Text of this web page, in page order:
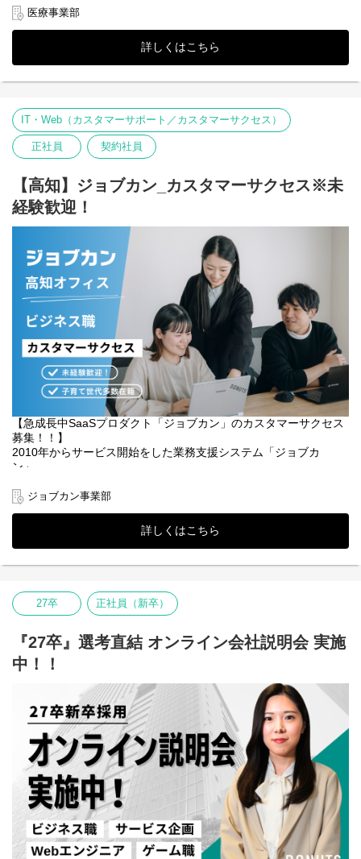
でいた。
After：
スマホひとつで完結する「決裁の高速化」
ジョブカンワークフロー・経費精算の導入により、全社の承認ル
ートをデジタル化。移動中やテレワーク先からでもスマホで即時
に承認が可能となり、意思決定のスピードが数倍に加速。物理的
た。
【従業員数百名〜数千名 / グループ連結：大手エンタメ・リテール
グループ企業】
ンタメ事業を展開する、日本有数の流通グループ子会社。
Before：採用情報の「属人化」による機会損失
年間数百名規模の採用を行う中で、候補者情報が各担当者のメー
ルやエクセルに点在。面接進捗や評価がリアルタイムで共有され
ず、選考スピードの遅延や候補者への連絡漏れなど、採用競争力
の低下を招いていた。
After：全社横断の「採用プラットフォーム」構築
ジョブカン採用管理の導入により、全候補者の情報を一元化。人
事と各事業部の現場担当者が同一の情報を元にスピード感を持っ
て選考を進められる体制を構築。データに基づく分析が可能にな
り、採用コストの最適化と質の向上を同時に達成した。
■ 業務内容：
プロダクトを「インフラ」へと昇華させる戦略的アプローチを
・1万名規模の組織図を読み解き、複雑な決裁ルートとキーマン
（担当及びC-level）を特定。外部コンサルタントとも対等に渡り
合い、全社導入に向けた合意形成を導きます。
・「今の運用をシステムに乗せる」のではなく、ジョブカンによ
って「本来あるべき理想の姿」はどう描けるか。既存の非効率を
排除するグランドデザインを構築します。
・プロダクトがもたらす投資対効果を数値化し、顧客にとっての
価値を最大化させる高度な交渉力を発揮してください。
・現在は専門組織の立ち上げフェーズです。商談現場での気づき
をプロダクト開発へフィードバックし、エンタープライズ領域の
スタンダードを自ら創り上げる役割も期待しています。
制御する「個の戦闘力」を確立。外資トッププレイヤーに比肩す
る国内最高峰の商談遂行力が身につきます。
【30代：事業成長を牽引するシニア・クライアントパートナー
へ】
顧客のBPR（業務プロセス再設計）を主導し、社内の開発・企画
を巻き込んでエンプラ攻略の勝機を創り出す事業開発能力を習
得。事業責任者やCCOへの道が拓かれます。
【40代：日本企業の未来を共創するエグゼクティブ・アドバイザ
ーへ】
一企業の導入支援を超え、産業界全体の生産性を向上させる変革
の旗振り役へ。経営層の意思決定に影響を与える視座を持ち、社
会的なインパクトを創出する経営陣としての地位を確立できま
す。
【担当プロダクト】
ジョブカン9シリーズのうちの1サービスの責任者
◎プロダクトを広めることで、世の中の働き方改革を促進できま
応できるプロダクトを育てていけます。
◎営業/CSチームを全て内製化しているため、ユーザーの声をダイ
レクトにプロダクトに反映できます。
◎型にとらわれない提案で顧客課題の解決にも貢献できます。
展開が可能な企業です。
『CLIUS』はサービス提供から5周年を迎え、市場ニーズに伴い機
能拡充させながら成長してまいりました。
今後はさらなるシェア拡大と事業成長を担う重要なポジションと
して、インストラクターの増員を計画しております。
体調が優れず病院を訪れる際、スムーズかつ正確な診断を受けた
フラは改善の余地をたくさん残しています。
インストラクターとして医療現場のDX化に直接携われますので、
自分や家族が患者の立場だったらこうあってほしいと感じること
■業務内容：
インストラクターの役割としては、新規契約締結となった医療機
関様への導入サポートや、営業担当と協力しながらCLIUSを利用
中の医療機関様の課題解決のための機能提案等を行っていただき
ます。
・電話やメールを用いた医療機関からの問い合わせ対応
・遠隔ツールを用いたオンライン上での操作説明
・訪問での操作説明、稼動初日立会い
・操作マニュアル、よくあるご質問資料の作成
■業務イメージ
・サポート医療機関
主に内科クリニック（無床病院）が中心
・一人当たりの平均操作説明件数
・デイリーの業務フロー
午前／電話での問い合わせ対応
午後／リモートでの操作説明
・導入から稼働までのフロー
操作説明
マニュアル等の配布
お電話またはメールにて疑問点等のお問い合わせ対応
■ポジションの魅力：
・発展途上の医療業界にて、DX・ITの実務経験を積むことができ
ます。
・顧客課題に寄り添い、システムからクリニックを支援できま
・医療と社会課題の解決に貢献できている実感を得られます。
・代理店とは違い、自社サービスのため、顧客の声を収集し、
もっとこうあったらいいと感じることをプロダクトに反映でき
ます。
▼▼▼もしこんな思いを馳せたことがあれば、あなたは向いてる
かもしれません！▼▼▼
『普段カルテを使っていてもっとこんな使い方ができないかと気
になって仕方なくなり自分でインストラクターに連絡して聞いて
しまう・・・』
医療事業部
詳しくはこちら
IT・Web（カスタマーサポート／カスタマーサクセス）
正社員 契約社員
【高知】ジョブカン_カスタマーサクセス※未
経験歓迎！
【急成長中SaaSプロダクト「ジョブカン」のカスタマーサクセス
募集！！】
2010年からサービス開始をした業務支援システム「ジョブカ
ン」。
導入社数は300,000社を超え、急成長を遂げています。
そして今後のさらなる成長を目指し、この度高知支社を2021年3月
東京で培ってきたノウハウがあるので未経験でも安心です！
「働き方改革・クラウド化」が急速に進んでいる現在、ジョブカ
ンも急成長しております。
ていきたく積極募集中です。
■カスタマーサクセスの業務について
いただきます。
プロダクト品質向上のためにユーザーの声を踏まえたフィードバ
ックおよびヘルプの改善等も行っていただく顧客課題を第一線で
解決するための役割です。
■具体的な業務内容
以下の業務を想定しています
・契約済み企業への導入サポート
・導入完了後の運用サポート
・問合せ内容の検証および開発・企画へのフィードバック
・ヘルプの作成及び改善
・他、顧客要望を叶えるための施策等
ジョブカン事業部
詳しくはこちら
27卒 正社員（新卒）
『27卒』選考直結 オンライン会社説明会 実施
中！！